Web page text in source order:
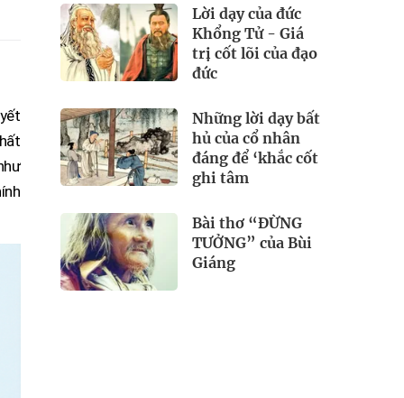
Lời dạy của đức
Khổng Tử - Giá
trị cốt lõi của đạo
đức
Những lời dạy bất
hủ của cổ nhân
đáng để ‘khắc cốt
ghi tâm
Bài thơ “ĐỪNG
TƯỞNG” của Bùi
Giáng